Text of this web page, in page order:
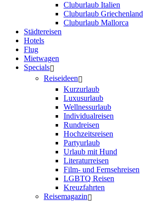
Cluburlaub Italien
Cluburlaub Griechenland
Cluburlaub Mallorca
Städtereisen
Hotels
Flug
Mietwagen
Specials
Reiseideen
Kurzurlaub
Luxusurlaub
Wellnessurlaub
Individualreisen
Rundreisen
Hochzeitsreisen
Partyurlaub
Urlaub mit Hund
Literaturreisen
Film- und Fernsehreisen
LGBTQ Reisen
Kreuzfahrten
Reisemagazin